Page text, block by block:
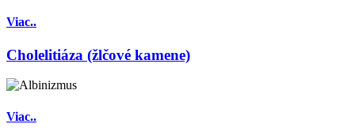
Viac..
Cholelitiáza (žlčové kamene)
Viac..